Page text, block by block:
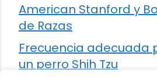
American Stanford y
de Razas
Frecuencia adecuada
un perro Shih Tzu